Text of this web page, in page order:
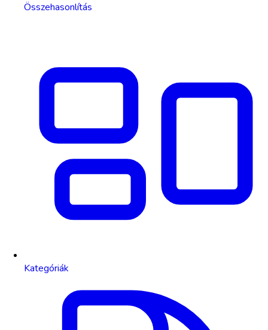
Összehasonlítás
Kategóriák